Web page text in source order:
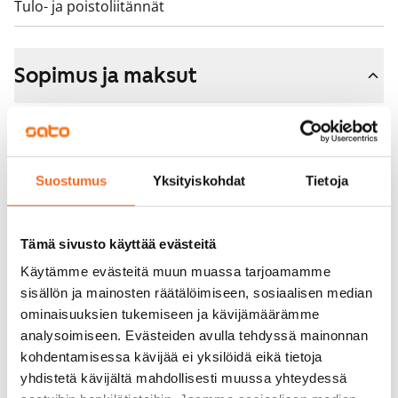
Suostumus Yksityiskohdat Tietoja
Tämä sivusto käyttää evästeitä
Käytämme evästeitä muun muassa tarjoamamme
sisällön ja mainosten räätälöimiseen, sosiaalisen median
ominaisuuksien tukemiseen ja kävijämäärämme
analysoimiseen. Evästeiden avulla tehdyssä mainonnan
kohdentamisessa kävijää ei yksilöidä eikä tietoja
yhdistetä kävijältä mahdollisesti muussa yhteydessä
Tulo- ja poistoliitännät
Sopimus ja maksut
Vapautuminen
Vuokrattu
Varallisuusrajat
Ei
Vuokra
Vuokravakuus
0 €, (yrityksille min. 1 kk vuokra)
Kotivakuutus
Pakollinen, ei sisälly vuokraan